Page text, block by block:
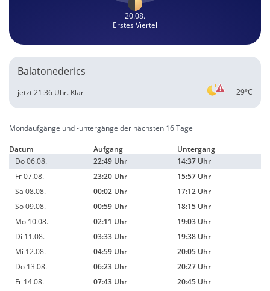
20.08.
Erstes Viertel
Balatonederics
29°C
jetzt 21:36 Uhr. Klar
Mondaufgänge und -untergänge der nächsten 16 Tage
Datum Aufgang
Untergang
Do 06.08.
22:49 Uhr
14:37 Uhr
Fr 07.08.
23:20 Uhr
15:57 Uhr
Sa 08.08.
00:02 Uhr
17:12 Uhr
So 09.08.
00:59 Uhr
18:15 Uhr
Mo 10.08.
02:11 Uhr
19:03 Uhr
Di 11.08.
03:33 Uhr
19:38 Uhr
Mi 12.08.
04:59 Uhr
20:05 Uhr
Do 13.08.
06:23 Uhr
20:27 Uhr
Fr 14.08.
07:43 Uhr
20:45 Uhr